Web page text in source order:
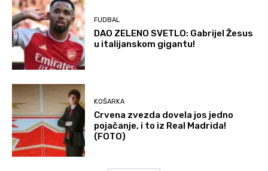
FUDBAL
DAO ZELENO SVETLO: Gabrijel Žesus
u italijanskom gigantu!
KOŠARKA
Crvena zvezda dovela jos jedno
pojačanje, i to iz Real Madrida!
(FOTO)